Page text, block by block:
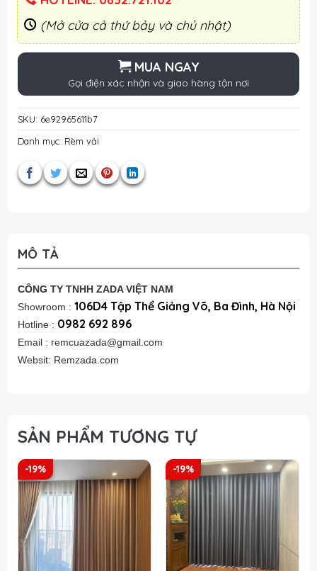
(Mở cửa cả thứ bảy và chủ nhật)
MUA NGAY
Gọi điện xác nhận và giao hàng tận nơi
SKU: 6e92965611b7
Danh mục: Rèm vải
MÔ TẢ
CÔNG TY TNHH ZADA VIỆT NAM
Showroom : 106D4 Tập Thể Giảng Võ, Ba Đình, Hà Nội
Hotline : 0982 692 896
Email : remcuazada@gmail.com
Websit: Remzada.com
SẢN PHẨM TƯƠNG TỰ
-19% -19%